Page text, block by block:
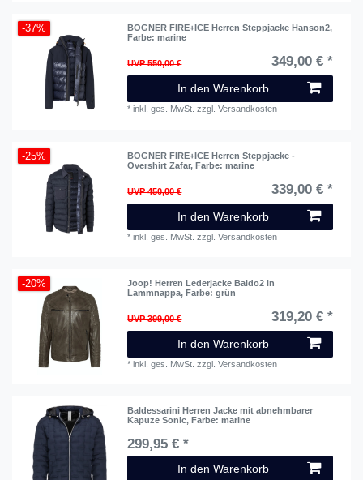
-37% BOGNER FIRE+ICE Herren Steppjacke Hanson2,
Farbe: marine
UVP 550,00 € 349,00 € *
In den Warenkorb
*inkl. ges. MwSt. zzgl.Versandkosten
-25%
BOGNER FIRE+ICE Herren Steppjacke -
Overshirt Zafar, Farbe: marine
UVP 450,00 € 339,00 € *
In den Warenkorb
*inkl. ges. MwSt. zzgl.Versandkosten
-20%
Joop! Herren Lederjacke Baldo2 in
Lammnappa, Farbe: grün
UVP 399,00 € 319,20 € *
In den Warenkorb
*inkl. ges. MwSt. zzgl.Versandkosten
Baldessarini Herren Jacke mit abnehmbarer
Kapuze Sonic, Farbe: marine
299,95 € *
In den Warenkorb